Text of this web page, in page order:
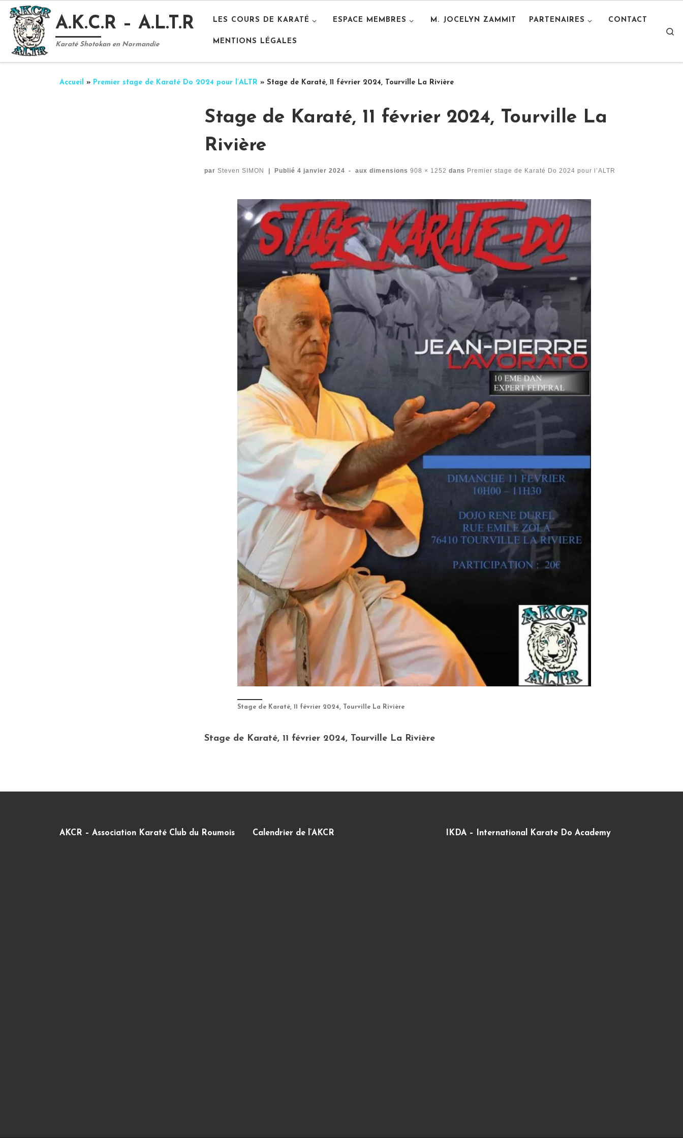
Passer au contenu
A.K.C.R – A.L.T.R
Karaté Shotokan en Normandie
LES COURS DE KARATÉ ESPACE MEMBRES M. JOCELYN ZAMMIT PARTENAIRES CONTACT
MENTIONS LÉGALES
Accueil » Premier stage de Karaté Do 2024 pour l’ALTR » Stage de Karaté, 11 février 2024, Tourville La Rivière
Stage de Karaté, 11 février 2024, Tourville La
Rivière
par Steven SIMON Publié 4 janvier 2024 - aux dimensions 908 × 1252 dans Premier stage de Karaté Do 2024 pour l’ALTR
Navigation des images
Stage de Karaté, 11 février 2024, Tourville La Rivière
Stage de Karaté, 11 février 2024, Tourville La Rivière
AKCR – Association Karaté Club du Roumois Calendrier de l’AKCR IKDA – International Karate Do Academy